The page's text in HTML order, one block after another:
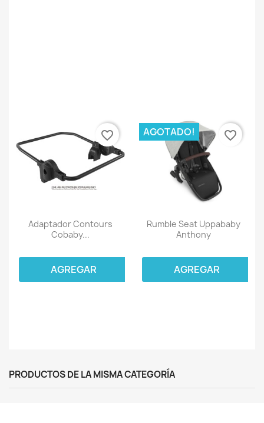
Adaptador Contours
Cobaby...
AGREGAR
favorite_border
Rumble Seat Uppababy
Anthony
AGOTADO!
AGREGAR
favorite_border
PRODUCTOS DE LA MISMA CATEGORÍA